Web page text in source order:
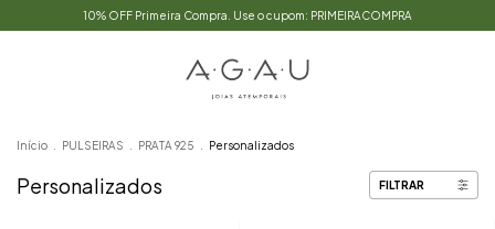
10% OFF Primeira Compra. Use o cupom: PRIMEIRACOMPRA
Início PULSEIRAS PRATA 925 Personalizados
Personalizados FILTRAR